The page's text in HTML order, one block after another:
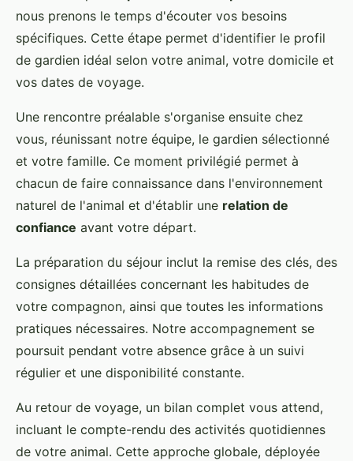
nous prenons le temps d'écouter vos besoins
spécifiques. Cette étape permet d'identifier le profil
de gardien idéal selon votre animal, votre domicile et
vos dates de voyage.
Une rencontre préalable s'organise ensuite chez
vous, réunissant notre équipe, le gardien sélectionné
et votre famille. Ce moment privilégié permet à
chacun de faire connaissance dans l'environnement
naturel de l'animal et d'établir une relation de
confiance avant votre départ.
La préparation du séjour inclut la remise des clés, des
consignes détaillées concernant les habitudes de
votre compagnon, ainsi que toutes les informations
pratiques nécessaires. Notre accompagnement se
poursuit pendant votre absence grâce à un suivi
régulier et une disponibilité constante.
Au retour de voyage, un bilan complet vous attend,
incluant le compte-rendu des activités quotidiennes
de votre animal. Cette approche globale, déployée